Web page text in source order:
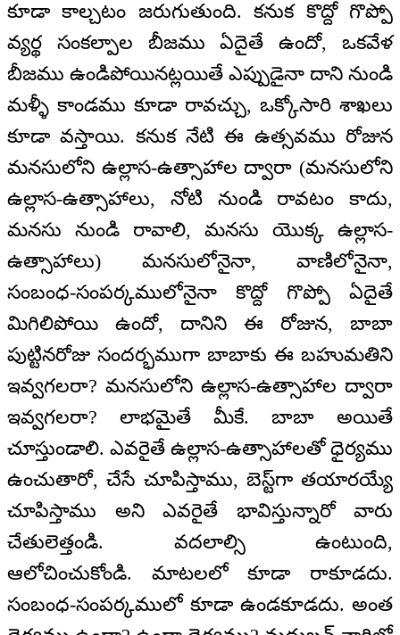
కూడా కాల్చటం జరుగుతుంది. కనుక కొద్దో గొప్పో
వ్యర్థ సంకల్పాల బీజము ఏదైతే ఉందో, ఒకవేళ
బీజము ఉండిపోయినట్లయితే ఎప్పుడైనా దాని నుండి
మళ్ళీ కాండము కూడా రావచ్చు, ఒక్కోసారి శాఖలు
కూడా వస్తాయి. కనుక నేటి ఈ ఉత్సవము రోజున
మనసులోని ఉల్లాస-ఉత్సాహాల ద్వారా (మనసులోని
ఉల్లాస-ఉత్సాహాలు, నోటి నుండి రావటం కాదు,
మనసు నుండి రావాలి, మనసు యొక్క ఉల్లాస-
ఉత్సాహాలు) మనసులోనైనా, వాణిలోనైనా,
సంబంధ-సంపర్కములోనైనా కొద్దో గొప్పో ఏదైతే
మిగిలిపోయి ఉందో, దానిని ఈ రోజున, బాబా
పుట్టినరోజు సందర్భముగా బాబాకు ఈ బహుమతిని
ఇవ్వగలరా? మనసులోని ఉల్లాస-ఉత్సాహాల ద్వారా
ఇవ్వగలరా? లాభమైతే మీకే. బాబా అయితే
చూస్తుండాలి. ఎవరైతే ఉల్లాస-ఉత్సాహాలతో ధైర్యము
ఉంచుతారో, చేసే చూపిస్తాము, బెస్ట్‌గా తయారయ్యే
చూపిస్తాము అని ఎవరైతే భావిస్తున్నారో వారు
చేతులెత్తండి. వదలాల్సి ఉంటుంది,
ఆలోచించుకోండి. మాటలలో కూడా రాకూడదు.
సంబంధ-సంపర్కములో కూడా ఉండకూడదు. అంత